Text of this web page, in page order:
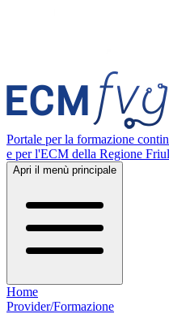
Portale per la formazione
e per l'ECM della Regione
Apri il menù principale
Home
Provider/Formazione